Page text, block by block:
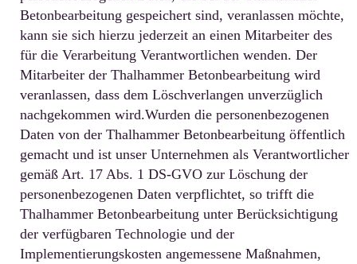
Betonbearbeitung gespeichert sind, veranlassen möchte,
kann sie sich hierzu jederzeit an einen Mitarbeiter des
für die Verarbeitung Verantwortlichen wenden. Der
Mitarbeiter der Thalhammer Betonbearbeitung wird
veranlassen, dass dem Löschverlangen unverzüglich
nachgekommen wird.Wurden die personenbezogenen
Daten von der Thalhammer Betonbearbeitung öffentlich
gemacht und ist unser Unternehmen als Verantwortlicher
gemäß Art. 17 Abs. 1 DS-GVO zur Löschung der
personenbezogenen Daten verpflichtet, so trifft die
Thalhammer Betonbearbeitung unter Berücksichtigung
der verfügbaren Technologie und der
Implementierungskosten angemessene Maßnahmen,